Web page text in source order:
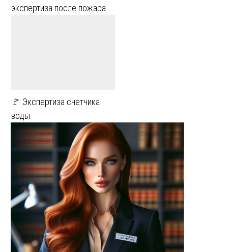
экспертиза после пожара
🚩 Экспертиза счетчика
воды